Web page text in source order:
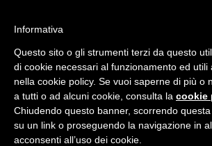
La Fondazione Del
Bologna
accetta l'uso dei cookies previsto nella
Fai clic per abilitare/disabilitare il
Google Analytics.
OK Privacy e cookie
Informativa
Questo sito o gli strumenti terzi da questo
di cookie necessari al funzionamento ed utili
nella cookie policy. Se vuoi saperne di più o
a tutti o ad alcuni cookie, consulta la cookie
Chiudendo questo banner, scorrendo
su un link o proseguendo la navigazione in
acconsenti all’uso dei cookie.